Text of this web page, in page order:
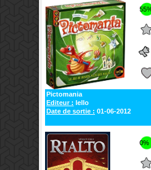
Pictomania
Editeur : Iello
Date de sortie : 01-06-2012
0%